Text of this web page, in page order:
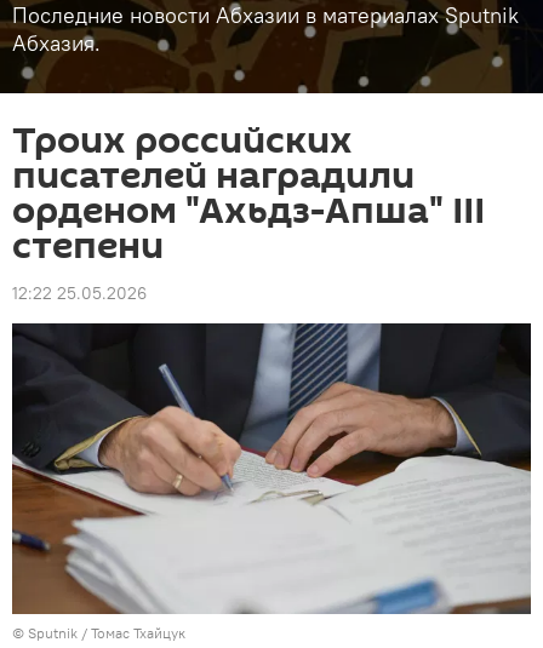
Последние новости Абхазии в материалах Sputnik
Абхазия.
Троих российских
писателей наградили
орденом "Ахьдз-Апша" III
степени
12:22 25.05.2026
© Sputnik / Томас Тхайцук